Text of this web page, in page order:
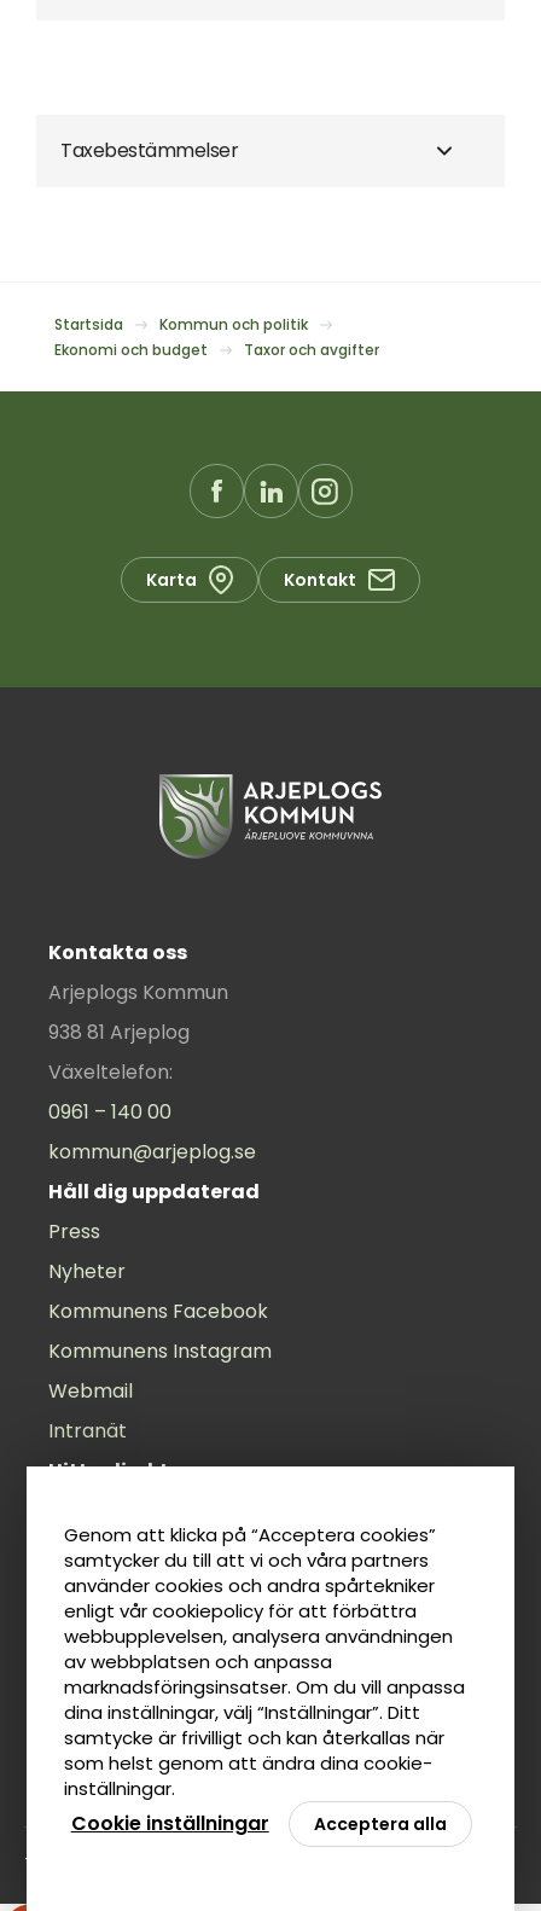
Genom att klicka på “Acceptera cookies”
samtycker du till att vi och våra partners
använder cookies och andra spårtekniker
enligt vår cookiepolicy för att förbättra
webbupplevelsen, analysera användningen
av webbplatsen och anpassa
marknadsföringsinsatser. Om du vill anpassa
dina inställningar, välj “Inställningar”. Ditt
samtycke är frivilligt och kan återkallas när
som helst genom att ändra dina cookie-
inställningar.
Cookie inställningar Acceptera alla
Taxebestämmelser
Startsida
Kommun och politik
Ekonomi och budget
Taxor och avgifter
Karta Kontakt
Kontakta oss
Arjeplogs Kommun
938 81 Arjeplog
Växeltelefon:
0961 – 140 00
kommun@arjeplog.se
Håll dig uppdaterad
Press
Nyheter
Kommunens Facebook
Kommunens Instagram
Webmail
Intranät
Hitta direkt
Felanmälan
Anslagstavla
Lediga jobb
Tillgänglighetsredogörelse
Taxor
Tillbaka till toppen av sidan